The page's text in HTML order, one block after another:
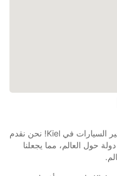
أهلاً بكم في Europcar، الخيار الأمثل لتأجير السيارات في Kiel! نحن نقدم
خدمات تأجير السيارات في أكثر من 160 دولة حول العالم، مما يجعلنا